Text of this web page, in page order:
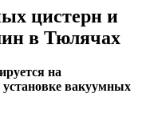
цистерн и
в Тюлячах
на
установке вакуумных